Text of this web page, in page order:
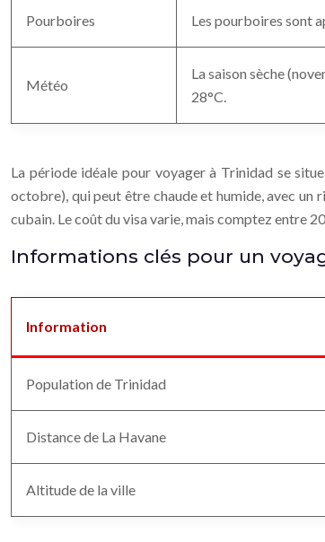
Pourboires Les pourboires sont
Météo
La saison sèche
28°C.
La période idéale pour voyager à Trinidad se
octobre), qui peut être chaude et humide, avec un
cubain. Le coût du visa varie, mais comptez entre
Informations clés pour un
Information
Population de Trinidad
Distance de La Havane
Altitude de la ville